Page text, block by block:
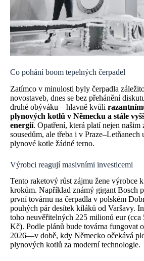
Co pohání boom tepelných čerpadel
Zatímco v minulosti byly čerpadla
novostaveb, dnes se bez přehánění
druhé obýváku—hlavně kvůli
plynových kotlů v Německu a stále
energií. Opatření, která platí nejen našim
sousedům, ale třeba i v Praze–Letňanech
plynové kotle žádné terno.
Výrobci reagují masivními investicemi
Tento raketový růst zájmu žene výrobce
krokům. Například známý gigant Bosch
první továrnu na čerpadla v polském
pouhých pár desítek kiláků od Varšavy.
toho neuvěřitelných 225 milionů eur
Kč). Podle plánů bude továrna fungovat
2026—v době, kdy Německo očekává
plynových kotlů za moderní technologie.